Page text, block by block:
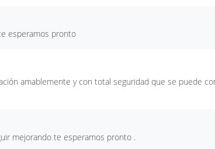
esperamos pronto
amablemente y con total seguridad que se puede
mejorando te esperamos pronto .